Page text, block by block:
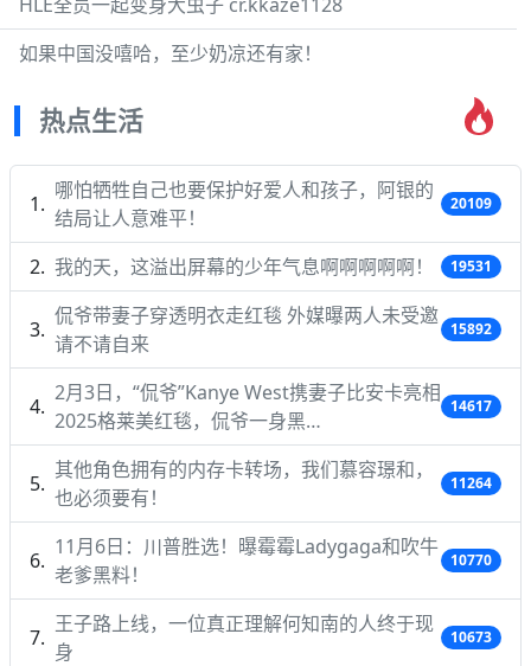
如果中国没嘻哈，至少奶凉还有家！
热点生活
哪怕牺牲自己也要保护好爱人和孩子，阿银的
结局让人意难平！
20109
我的天，这溢出屏幕的少年气息啊啊啊啊啊！ 19531
侃爷带妻子穿透明衣走红毯 外媒曝两人未受邀
请不请自来
15892
2月3日，“侃爷”Kanye West携妻子比安卡亮相
2025格莱美红毯，侃爷一身黑…
14617
其他角色拥有的内存卡转场，我们慕容璟和，
也必须要有！
11264
11月6日：川普胜选！曝霉霉Ladygaga和吹牛
老爹黑料！
10770
王子路上线，一位真正理解何知南的人终于现
身
10673